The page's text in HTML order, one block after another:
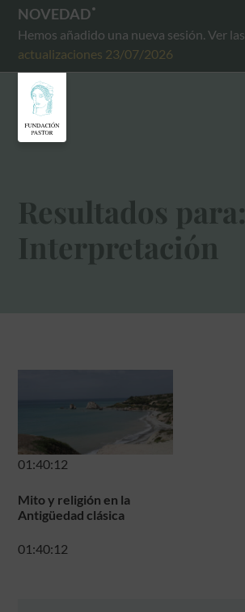
NOVEDAD
Hemos añadido una nueva sesión. Ver las
actualizaciones 23/07/2026
Resultados para:
Interpretación
01:40:12
Mito y religión en la
Antigüedad clásica
01:40:12